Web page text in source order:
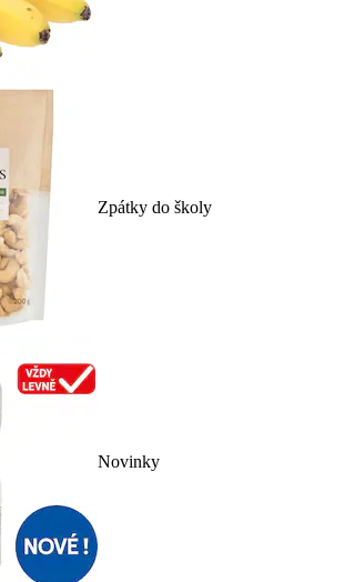
Zpátky do školy
Novinky